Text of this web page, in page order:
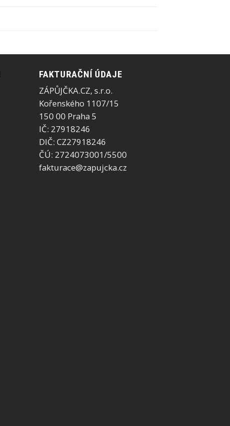
FAKTURAČNÍ ÚDAJE
ZÁPŮJČKA.CZ, s.r.o.
Kořenského 1107/15
150 00 Praha 5
IČ: 27918246
DIČ: CZ27918246
ČÚ: 2724073001/5500
fakturace@zapujcka.cz